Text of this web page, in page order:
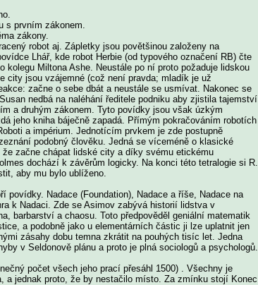
s prvním zákonem.
zákony.
robot aj. Zápletky jsou povětšinou založeny na
Lhář, kde robot Herbie (od typového označení RB) čte
Miltona Ashe. Neustále po ní proto požaduje lidskou
city jsou vzájemné (což není pravda; mladík je už
začne o sebe dbát a neustále se usmívat. Nakonec se
nedbá na naléhání ředitele podniku aby zjistila tajemství
a druhým zákonem. Tyto povídky jsou však úzkým
jeho kniha báječně zapadá. Přímým pokračováním robotích
a impérium. Jednotícím prvkem je zde postupně
podobný člověku. Jedná se víceméně o klasické
začne chápat lidské city a díky svému etickému
dochází k závěrům logicky. Na konci této tetralogie si R.
aby mu bylo ublíženo.
Nadace (Foundation), Nadace a říše, Nadace na
k Nadaci. Zde se Asimov zabývá historií lidstva v
barbarství a chaosu. Toto předpověděl geniální matematik
a podobně jako u elementárních částic ji lze uplatnit jen
zásahy dobu temna zkrátit na pouhých tisíc let. Jedna
v Seldonově plánu a proto je plná sociologů a psychologů.
počet všech jeho prací přesáhl 1500) . Všechny je
a jednak proto, že by nestačilo místo. Za zmínku stojí Konec